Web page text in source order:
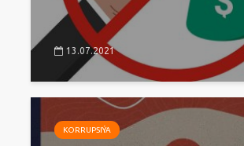
13.07.2021
KORRUPSIÝA